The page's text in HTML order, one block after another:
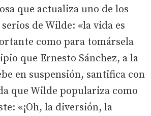
que actualiza uno de los
de Wilde: «la vida es
como para tomársela
que Ernesto Sánchez, a la
en suspensión, santifica con
que Wilde populariza como
«¡Oh, la diversión, la